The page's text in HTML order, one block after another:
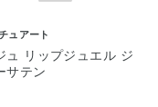
ュアート
ュ リップジュエル ジ
サテン